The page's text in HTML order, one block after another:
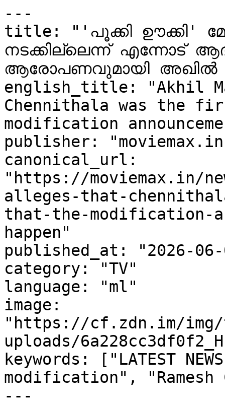
---
title: "'പൂക്കി ഊക്കി'
നടക്കില്ലെന്ന് എന്നോട്
ആരോപണവുമായി അഖില്‍
english_title: "Akhil
Chennithala was the
modification
publisher:
canonical_url:
"https://moviemax.in/
alleges-that-
that-the-modification-
happen"
published_at: "2026-06-
category: "TV"
language: "ml"
image:
"https://cf.zdn.im/img/
uploads/
keywords: ["LATEST
modification", "Ramesh
---